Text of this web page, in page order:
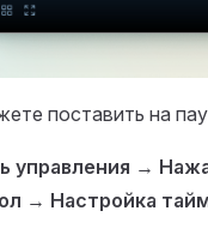
поставить на
управления →
→ Настройка